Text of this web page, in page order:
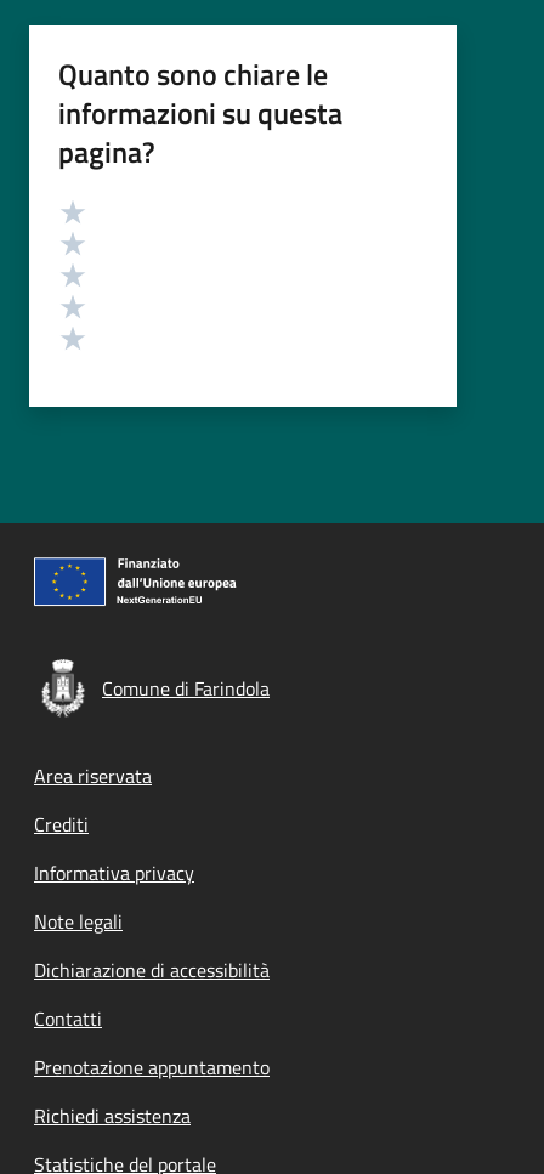
Quanto sono chiare le
informazioni su questa
pagina?
Valutazione
Comune di Farindola
Footer menu
Area riservata
Crediti
Informativa privacy
Note legali
Dichiarazione di accessibilità
Contatti
Prenotazione appuntamento
Richiedi assistenza
Statistiche del portale